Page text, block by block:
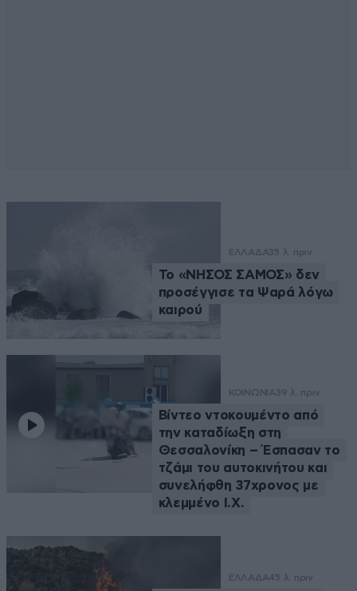
ΕΛΛΑΔΑ35 λ. πριν
Το «ΝΗΣΟΣ ΣΑΜΟΣ» δεν
προσέγγισε τα Ψαρά λόγω
καιρού
ΚΟΙΝΩΝΙΑ39 λ. πριν
Βίντεο ντοκουμέντο από
την καταδίωξη στη
Θεσσαλονίκη – Έσπασαν το
τζάμι του αυτοκινήτου και
συνελήφθη 37χρονος με
κλεμμένο Ι.Χ.
ΕΛΛΑΔΑ45 λ. πριν